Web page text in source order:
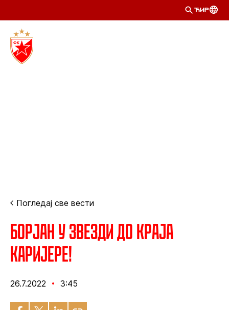
ЋИР
Погледај све вести
Борјан у Звезди до краја
каријере!
26.7.2022 3:45